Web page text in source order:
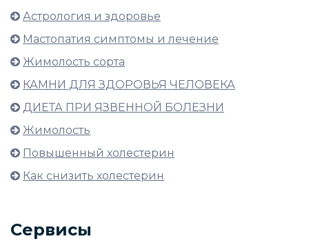
Астрология и здоровье
Мастопатия симптомы и лечение
Жимолость сорта
КАМНИ ДЛЯ ЗДОРОВЬЯ ЧЕЛОВЕКА
ДИЕТА ПРИ ЯЗВЕННОЙ БОЛЕЗНИ
Жимолость
Повышенный холестерин
Как снизить холестерин
Сервисы